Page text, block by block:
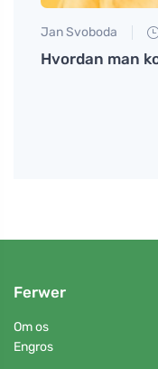
Jan Svoboda
Hvordan man
Ferwer
Om os
Engros